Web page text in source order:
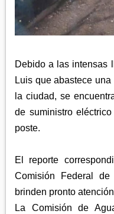
ZITLALTEPEC
TERRENATE
TLAXCO
XALOZTOC
CHIAUTEMPAN
PANOTLA
SAN PABLO DEL MONTE
ZACATELCO
REGIÓN PONIENTE
NANACAMILPA
SANCTÓRUM
Debido a las intensas
Luis que abastece
la ciudad, se
de suministro
poste.
El reporte
Comisión Federal de
brinden pronto
La Comisión de